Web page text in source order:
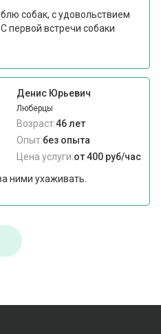
собак, с удовольствием
первой встречи собаки
Денис Юрьевич
Люберцы
Возраст:46 лет
Опыт:без опыта
Цена услуги:от 400 руб/час
ними ухаживать.